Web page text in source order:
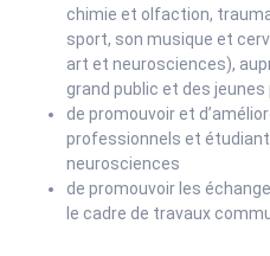
chimie et olfaction,
sport, son musique et
art et neurosciences),
grand public et des jeunes
de promouvoir et
professionnels et
neurosciences
de promouvoir les
le cadre de travaux